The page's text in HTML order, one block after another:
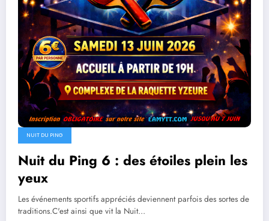
NUIT DU PING
Nuit du Ping 6 : des étoiles plein les
yeux
Les événements sportifs appréciés deviennent parfois des sortes de
traditions.C'est ainsi que vit la Nuit…